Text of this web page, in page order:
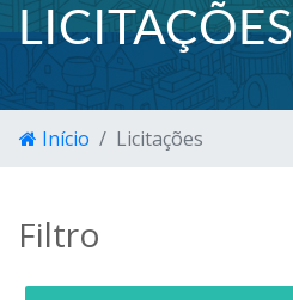
LICITAÇÕES
Início Licitações
Filtro